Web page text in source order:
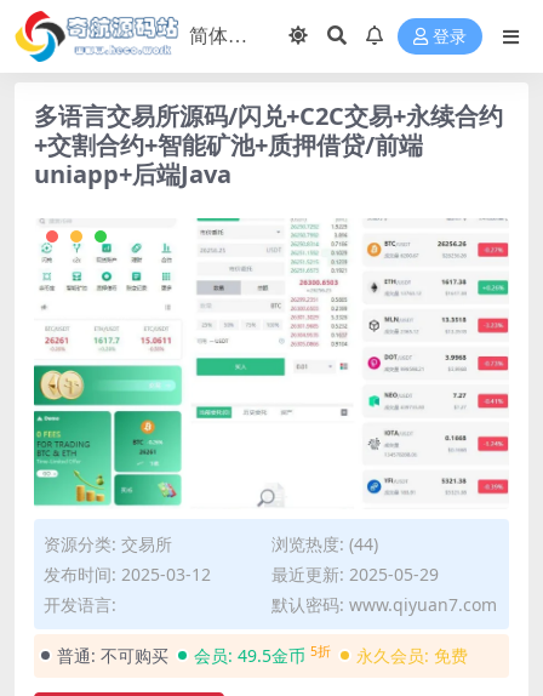
登录
多语言交易所源码/闪兑+C2C交易+永续合约
+交割合约+智能矿池+质押借贷/前端
uniapp+后端Java
资源分类: 交易所
浏览热度: (44)
发布时间: 2025-03-12
最近更新: 2025-05-29
开发语言:
默认密码: www.qiyuan7.com
普通: 不可购买 会员: 49.5金币 5折 永久会员: 免费